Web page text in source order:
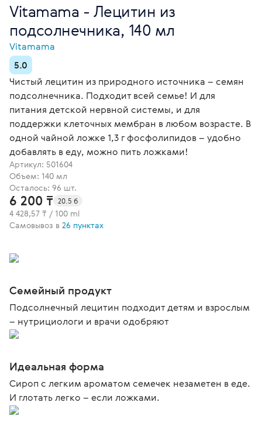
Vitamama - Лецитин из
подсолнечника, 140 мл
Vitamama
5.0
Чистый лецитин из природного источника – семян
подсолнечника. Подходит всей семье! И для
питания детской нервной системы, и для
поддержки клеточных мембран в любом возрасте. В
одной чайной ложке 1,3 г фосфолипидов – удобно
добавлять в еду, можно пить ложками!
Артикул: 501604
Объем: 140 мл
Осталось: 96 шт.
6 200 ₸ 20.5 б
4 428,57 ₸ / 100 ml
Самовывоз в 26 пунктах
Семейный продукт
Подсолнечный лецитин подходит детям и взрослым
– нутрициологи и врачи одобряют
Идеальная форма
Сироп с легким ароматом семечек незаметен в еде.
И глотать легко – если ложками.